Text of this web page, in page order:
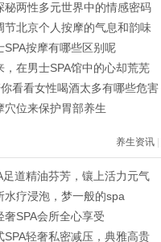
秘两性多元世界中的情感密码
节北京个人按摩的气息和韵味
按摩有哪些区别呢
在男士SPA馆中的心却荒芜
看看女性喝酒太多有哪些危害
穴位来保护胃部养生
养生资讯
道精油芬芳，镶上活力元气
水疗浸泡，梦一般的spa
SPA会所全心享受
轻奢私密减压，典雅高贵